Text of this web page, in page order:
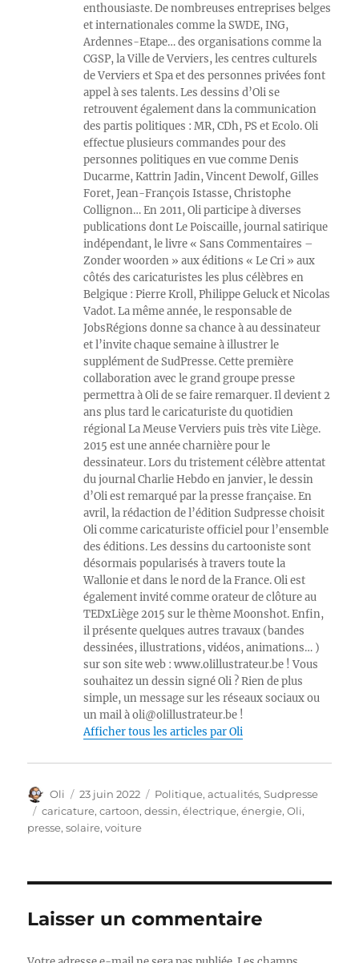
enthousiaste. De nombreuses entreprises belges
et internationales comme la SWDE, ING,
Ardennes-Etape… des organisations comme la
CGSP, la Ville de Verviers, les centres culturels
de Verviers et Spa et des personnes privées font
appel à ses talents. Les dessins d’Oli se
retrouvent également dans la communication
des partis politiques : MR, CDh, PS et Ecolo. Oli
effectue plusieurs commandes pour des
personnes politiques en vue comme Denis
Ducarme, Kattrin Jadin, Vincent Dewolf, Gilles
Foret, Jean-François Istasse, Christophe
Collignon… En 2011, Oli participe à diverses
publications dont Le Poiscaille, journal satirique
indépendant, le livre « Sans Commentaires –
Zonder woorden » aux éditions « Le Cri » aux
côtés des caricaturistes les plus célèbres en
Belgique : Pierre Kroll, Philippe Geluck et Nicolas
Vadot. La même année, le responsable de
JobsRégions donne sa chance à au dessinateur
et l’invite chaque semaine à illustrer le
supplément de SudPresse. Cette première
collaboration avec le grand groupe presse
permettra à Oli de se faire remarquer. Il devient 2
ans plus tard le caricaturiste du quotidien
régional La Meuse Verviers puis très vite Liège.
2015 est une année charnière pour le
dessinateur. Lors du tristement célèbre attentat
du journal Charlie Hebdo en janvier, le dessin
d’Oli est remarqué par la presse française. En
avril, la rédaction de l’édition Sudpresse choisit
Oli comme caricaturiste officiel pour l’ensemble
des éditions. Les dessins du cartooniste sont
désormais popularisés à travers toute la
Wallonie et dans le nord de la France. Oli est
également invité comme orateur de clôture au
TEDxLiège 2015 sur le thème Moonshot. Enfin,
il présente quelques autres travaux (bandes
dessinées, illustrations, vidéos, animations… )
sur son site web : www.olillustrateur.be ! Vous
souhaitez un dessin signé Oli ? Rien de plus
simple, un message sur les réseaux sociaux ou
un mail à oli@olillustrateur.be !
Afficher tous les articles par Oli
Auteur
Oli
Publié
le
23 juin 2022 Catégories
Politique, actualités,Sudpresse
Étiquettes
caricature,cartoon,dessin,électrique,énergie,Oli,
presse,solaire,voiture
Laisser un commentaire